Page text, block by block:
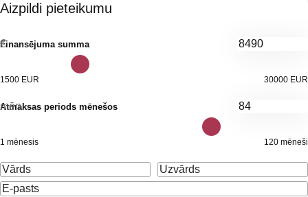
Aizpildi pieteikumu
Finansējuma summa
€
1500 EUR 30000 EUR
Atmaksas periods mēnešos
mēn.
1 mēnesis 120 mēneši